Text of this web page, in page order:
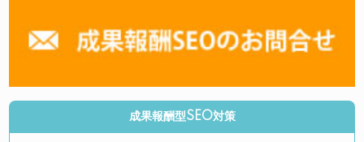
成果報酬型SEO対策